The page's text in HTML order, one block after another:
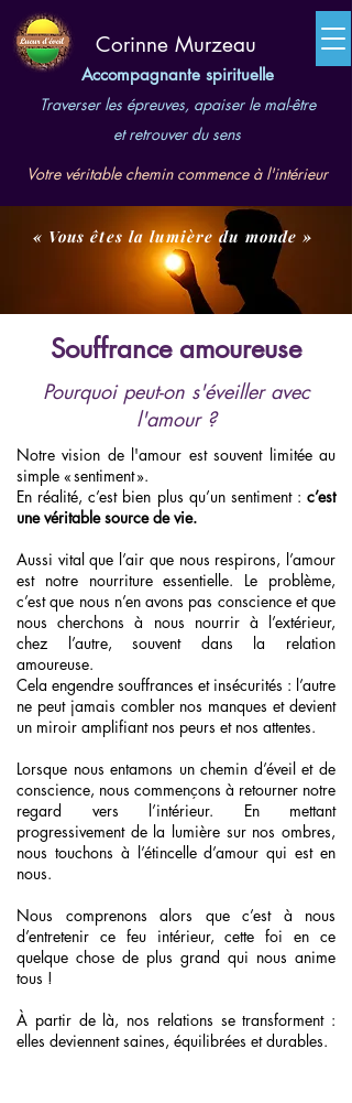
​Corinne Murzeau
Accompagnante spirituelle
Traverser les épreuves, apaiser le mal-être
et retrouver du sens
Votre véritable chemin commence à l'intérieur
« Vous êtes la lumière du monde »
Souffrance amoureuse
Pourquoi peut-on s'éveiller avec
l'amour ?
Notre vision de l'amour est souvent limitée au
simple « sentiment ».
En réalité, c’est bien plus qu’un sentiment : c’est
une véritable source de vie.
Aussi vital que l’air que nous respirons, l’amour
est notre nourriture essentielle. Le problème,
c’est que nous n’en avons pas conscience et que
nous cherchons à nous nourrir à l’extérieur,
chez l’autre, souvent dans la relation
amoureuse.
Cela engendre souffrances et insécurités : l’autre
ne peut jamais combler nos manques et devient
un miroir amplifiant nos peurs et nos attentes.
Lorsque nous entamons un chemin d’éveil et de
conscience, nous commençons à retourner notre
regard vers l’intérieur. En mettant
progressivement de la lumière sur nos ombres,
nous touchons à l’étincelle d’amour qui est en
nous.
Nous comprenons alors que c’est à nous
d’entretenir ce feu intérieur, cette foi en ce
quelque chose de plus grand qui nous anime
tous !
À partir de là, nos relations se transforment :
elles deviennent saines, équilibrées et durables.